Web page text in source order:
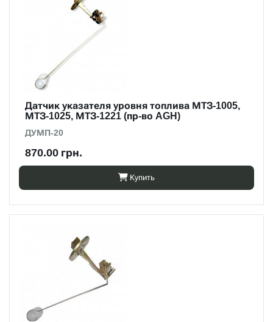
Датчик указателя уровня топлива МТЗ-1005,
МТЗ-1025, МТЗ-1221 (пр-во AGH)
ДУМП-20
870.00 грн.
Купить